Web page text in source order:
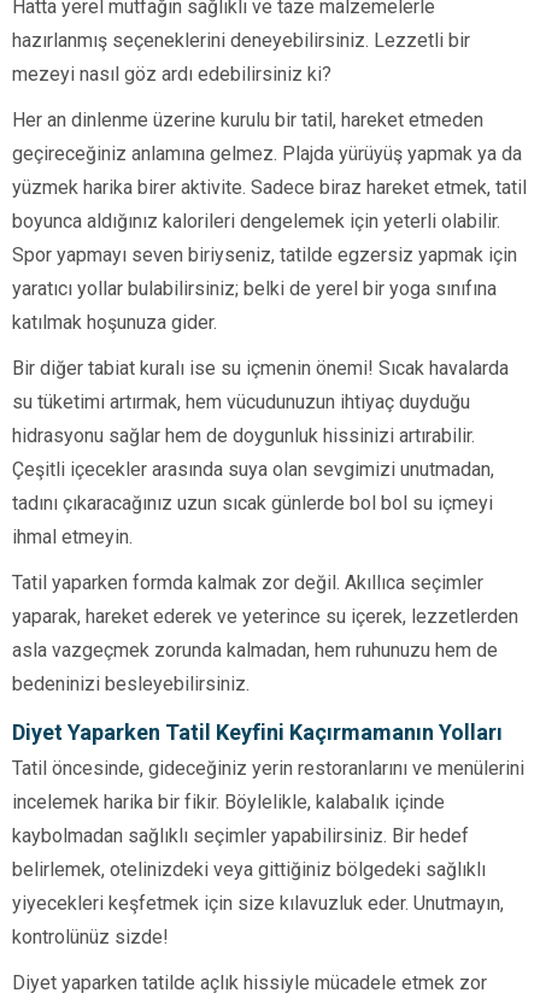
Hatta yerel mutfağın sağlıklı ve taze malzemelerle
hazırlanmış seçeneklerini deneyebilirsiniz. Lezzetli bir
mezeyi nasıl göz ardı edebilirsiniz ki?
Her an dinlenme üzerine kurulu bir tatil, hareket etmeden
geçireceğiniz anlamına gelmez. Plajda yürüyüş yapmak ya da
yüzmek harika birer aktivite. Sadece biraz hareket etmek, tatil
boyunca aldığınız kalorileri dengelemek için yeterli olabilir.
Spor yapmayı seven biriyseniz, tatilde egzersiz yapmak için
yaratıcı yollar bulabilirsiniz; belki de yerel bir yoga sınıfına
katılmak hoşunuza gider.
Bir diğer tabiat kuralı ise su içmenin önemi! Sıcak havalarda
su tüketimi artırmak, hem vücudunuzun ihtiyaç duyduğu
hidrasyonu sağlar hem de doygunluk hissinizi artırabilir.
Çeşitli içecekler arasında suya olan sevgimizi unutmadan,
tadını çıkaracağınız uzun sıcak günlerde bol bol su içmeyi
ihmal etmeyin.
Tatil yaparken formda kalmak zor değil. Akıllıca seçimler
yaparak, hareket ederek ve yeterince su içerek, lezzetlerden
asla vazgeçmek zorunda kalmadan, hem ruhunuzu hem de
bedeninizi besleyebilirsiniz.
Diyet Yaparken Tatil Keyfini Kaçırmamanın Yolları
Tatil öncesinde, gideceğiniz yerin restoranlarını ve menülerini
incelemek harika bir fikir. Böylelikle, kalabalık içinde
kaybolmadan sağlıklı seçimler yapabilirsiniz. Bir hedef
belirlemek, otelinizdeki veya gittiğiniz bölgedeki sağlıklı
yiyecekleri keşfetmek için size kılavuzluk eder. Unutmayın,
kontrolünüz sizde!
Diyet yaparken tatilde açlık hissiyle mücadele etmek zor